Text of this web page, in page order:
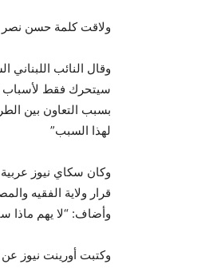
ولاقت كلمة حسن نصر
وقال النائب
سيتحرك فقط لأسباب
بسبب التعاون بين
لهذا السبب”
وكان سكاي نيوز
قرار ولاية الفقيه
وأضاف: “لا يهم ماذا
وكتبت أورينت نيوز